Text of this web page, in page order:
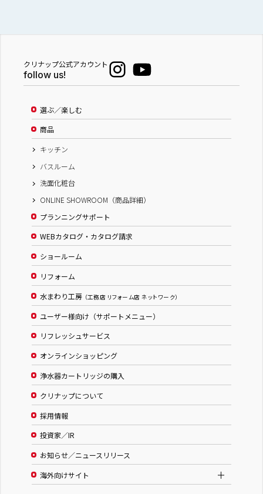
クリナップ公式アカウント
follow us!
選ぶ／楽しむ
商品
キッチン
バスルーム
洗面化粧台
ONLINE SHOWROOM（商品詳細）
プランニングサポート
WEBカタログ・カタログ請求
ショールーム
リフォーム
水まわり工房 （工務店 リフォーム店 ネットワーク）
ユーザー様向け（サポートメニュー）
リフレッシュサービス
オンラインショッピング
浄水器カートリッジの購入
クリナップについて
採用情報
投資家／IR
お知らせ／ニュースリリース
海外向けサイト